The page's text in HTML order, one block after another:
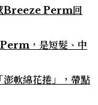
Breeze Perm回
，是短髮、中
軟綿花捲」，帶點